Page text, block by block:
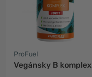
ProFuel
Vegánsky B komplex